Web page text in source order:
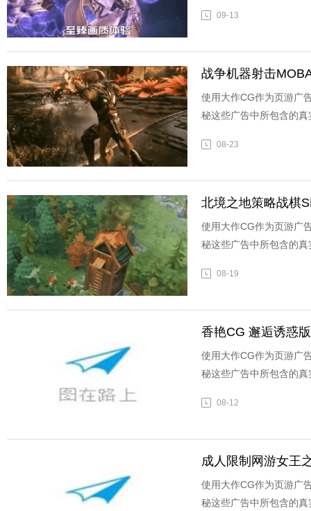
09-13
战争机器射击
使用大作CG作为页游广
秘这些广告中所包含的真
08-23
北境之地策略战棋
使用大作CG作为页游广
秘这些广告中所包含的真
08-19
香艳CG 邂逅诱惑
使用大作CG作为页游广
秘这些广告中所包含的真
08-12
成人限制网游女王
使用大作CG作为页游广
秘这些广告中所包含的真